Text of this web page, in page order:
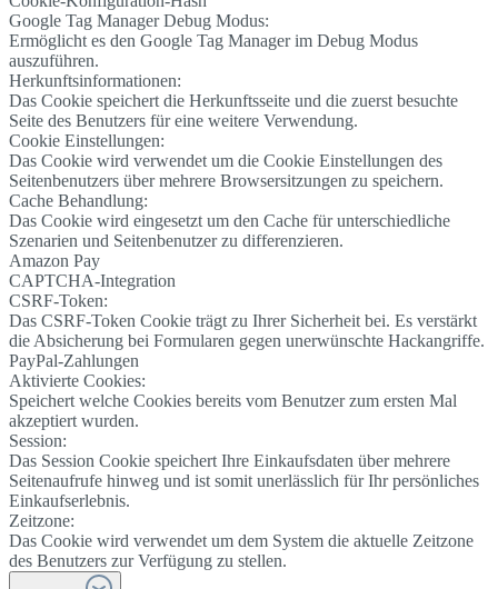
Google Tag Manager Debug Modus:
Ermöglicht es den Google Tag Manager im Debug Modus
auszuführen.
Herkunftsinformationen:
Das Cookie speichert die Herkunftsseite und die zuerst besuchte
Seite des Benutzers für eine weitere Verwendung.
Cookie Einstellungen:
Das Cookie wird verwendet um die Cookie Einstellungen des
Seitenbenutzers über mehrere Browsersitzungen zu speichern.
Cache Behandlung:
Das Cookie wird eingesetzt um den Cache für unterschiedliche
Szenarien und Seitenbenutzer zu differenzieren.
Amazon Pay
CAPTCHA-Integration
CSRF-Token:
Das CSRF-Token Cookie trägt zu Ihrer Sicherheit bei. Es verstärkt
die Absicherung bei Formularen gegen unerwünschte Hackangriffe.
PayPal-Zahlungen
Aktivierte Cookies:
Speichert welche Cookies bereits vom Benutzer zum ersten Mal
akzeptiert wurden.
Session:
Das Session Cookie speichert Ihre Einkaufsdaten über mehrere
Seitenaufrufe hinweg und ist somit unerlässlich für Ihr persönliches
Einkaufserlebnis.
Zeitzone:
Das Cookie wird verwendet um dem System die aktuelle Zeitzone
des Benutzers zur Verfügung zu stellen.